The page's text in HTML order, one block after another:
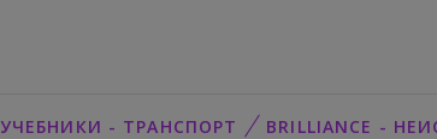
УЧЕБНИКИ - ТРАНСПОРТ BRILLIANCE -